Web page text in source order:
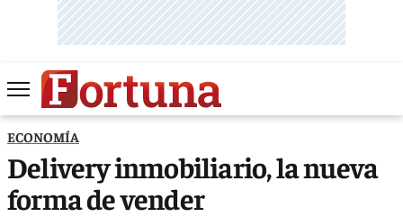
ECONOMÍA
Delivery inmobiliario, la nueva
forma de vender